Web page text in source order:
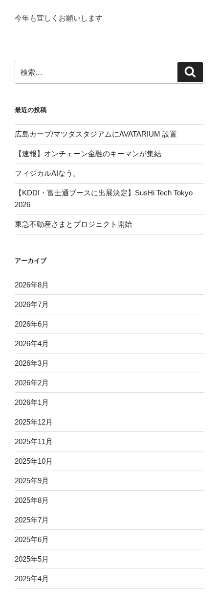
今年も宜しくお願いします
索:
最近の投稿
広島カープ/マツダスタジアムにAVATARIUM 設置
【速報】オンチェーン金融のキーマンが集結
フィジカルAIなう。
【KDDI・富士通ブースに出展決定】SusHi Tech Tokyo
2026
東急不動産さまとプロジェクト開始
アーカイブ
2026年8月
2026年7月
2026年6月
2026年4月
2026年3月
2026年2月
2026年1月
2025年12月
2025年11月
2025年10月
2025年9月
2025年8月
2025年7月
2025年6月
2025年5月
2025年4月